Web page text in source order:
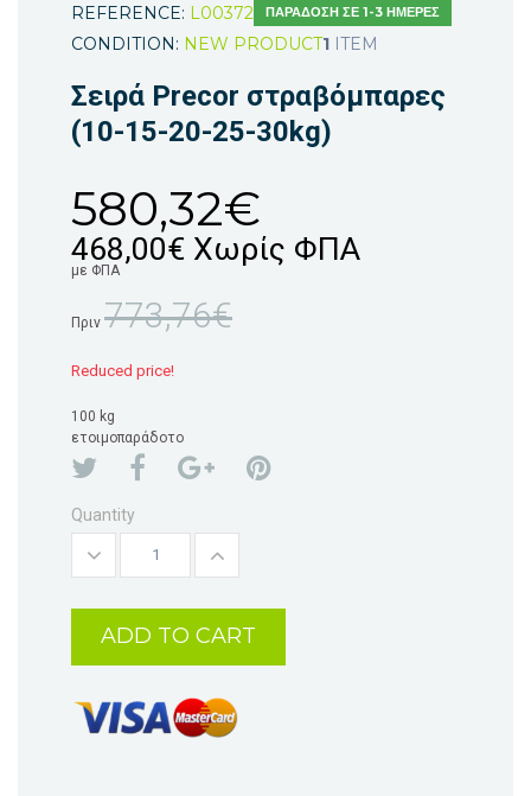
REFERENCE: L00372 ΠΑΡΆΔΟΣΗ ΣΕ 1-3 ΗΜΈΡΕΣ
CONDITION: NEW PRODUCT1 ITEM
Σειρά Precor στραβόμπαρες
(10-15-20-25-30kg)
580,32€
468,00€ Χωρίς ΦΠΑ
με ΦΠΑ
Πριν 773,76€
Reduced price!
100 kg
ετοιμοπαράδοτο
Quantity
ADD TO CART